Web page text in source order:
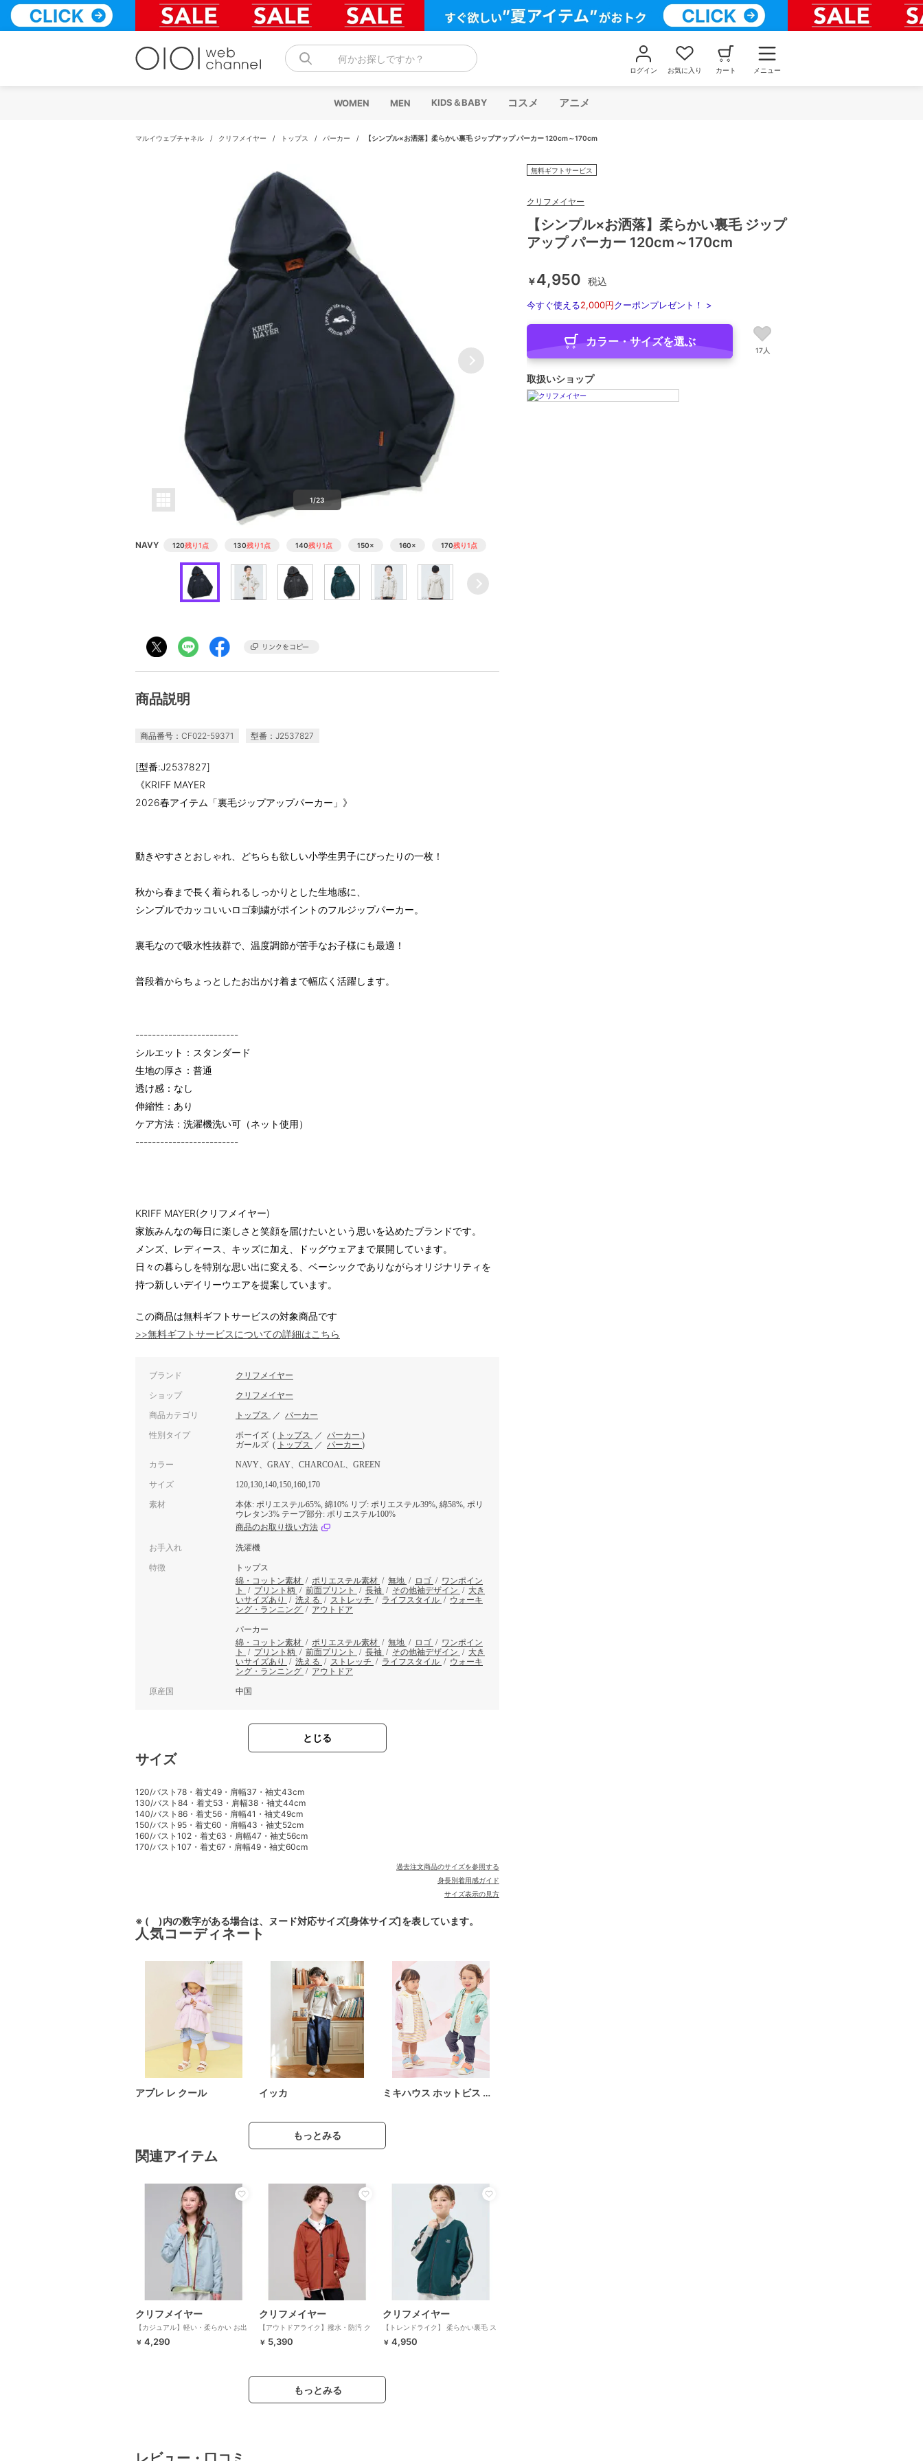
テ
何かお探しですか？
ログイン お気に入り カート メニュー
WOMEN MEN KIDS＆BABY コスメ アニメ
マルイウェブチャネル / クリフメイヤー / トップス / パーカー / 【シンプル×お洒落】柔らかい裏毛 ジップアップ パーカー 120cm～170cm
1/23
NAVY 120残り1点 130残り1点 140残り1点 150× 160× 170残り1点
商品説明
商品番号：CF022-59371 型番：J2537827
[型番:J2537827]
《KRIFF MAYER
2026春アイテム「裏毛ジップアップパーカー」》
動きやすさとおしゃれ、どちらも欲しい小学生男子にぴったりの一枚！
秋から春まで長く着られるしっかりとした生地感に、
シンプルでカッコいいロゴ刺繍がポイントのフルジップパーカー。
裏毛なので吸水性抜群で、温度調節が苦手なお子様にも最適！
普段着からちょっとしたお出かけ着まで幅広く活躍します。
-------------------------
シルエット：スタンダード
生地の厚さ：普通
透け感：なし
伸縮性：あり
ケア方法：洗濯機洗い可（ネット使用）
-------------------------
KRIFF MAYER(クリフメイヤー)
家族みんなの毎日に楽しさと笑顔を届けたいという思いを込めたブランドです。
メンズ、レディース、キッズに加え、ドッグウェアまで展開しています。
日々の暮らしを特別な思い出に変える、ベーシックでありながらオリジナリティを
持つ新しいデイリーウエアを提案しています。
この商品は無料ギフトサービスの対象商品です
>>無料ギフトサービスについての詳細はこちら
ブランド クリフメイヤー
ショップ クリフメイヤー
商品カテゴリ トップス ／ パーカー
性別タイプ ボーイズ ( トップス ／ パーカー )
ガールズ ( トップス ／ パーカー )
カラー NAVY、GRAY、CHARCOAL、GREEN
サイズ 120,130,140,150,160,170
素材
本体: ポリエステル65%, 綿10% リブ: ポリエステル39%, 綿58%, ポリ
ウレタン3% テープ部分: ポリエステル100%
商品のお取り扱い方法
お手入れ 洗濯機
特徴
トップス
綿・コットン素材 / ポリエステル素材 / 無地 / ロゴ / ワンポイン
ト
/ プリント柄 / 前面プリント / 長袖 / その他袖デザイン / 大き
いサイズあり
/ 洗える / ストレッチ / ライフスタイル / ウォーキ
ング・ランニング / アウトドア
パーカー
綿・コットン素材 / ポリエステル素材 / 無地 / ロゴ / ワンポイン
ト
/ プリント柄 / 前面プリント / 長袖 / その他袖デザイン / 大き
いサイズあり
/ 洗える / ストレッチ / ライフスタイル / ウォーキ
ング・ランニング / アウトドア
原産国 中国
とじる
サイズ
120/バスト78・着丈49・肩幅37・袖丈43cm
130/バスト84・着丈53・肩幅38・袖丈44cm
140/バスト86・着丈56・肩幅41・袖丈49cm
150/バスト95・着丈60・肩幅43・袖丈52cm
160/バスト102・着丈63・肩幅47・袖丈56cm
170/バスト107・着丈67・肩幅49・袖丈60cm
過去注文商品のサイズを参照する
身長別着用感ガイド
サイズ表示の見方
※ ( )内の数字がある場合は、ヌード対応サイズ[身体サイズ]を表しています。
人気コーディネート
アプレ レ クール イッカ ミキハウス ホットビス …
もっとみる
関連アイテム
クリフメイヤー
【カジュアル】軽い・柔らかい お出
かけ シャカ ジャケット 120cm～
170cm
￥ 4,290
クリフメイヤー
【アウトドアライク】撥水・防汚 ク
リーネス アクティブ マウンテンパー
カー 120cm～170cm
￥ 5,390
クリフメイヤー
【トレンドライク】 柔らかい裏毛 ス
タンドネック ジャケット 120cm～
170cm
￥ 4,950
もっとみる
無料ギフトサービス
クリフメイヤー
【シンプル×お洒落】柔らかい裏毛 ジップ
アップ パーカー 120cm～170cm
￥4,950 税込
今すぐ使える2,000円クーポンプレゼント！ >
カラー・サイズを選ぶ
17人
取扱いショップ